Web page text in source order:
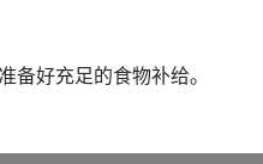
好充足的食物补给。